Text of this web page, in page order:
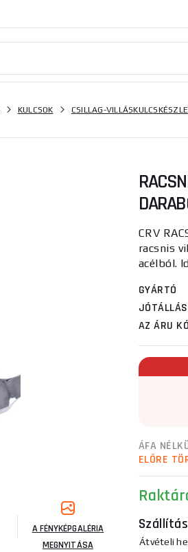
KULCSOK CSILLAG-
A FÉNYKÉPGALÉRIA
MEGNYITÁSA
CRV
racsnis
acélból.
GYÁRTÓ
JÓTÁLLÁS
AZ ÁRU
ÁFA
ELŐRE
Átvételi